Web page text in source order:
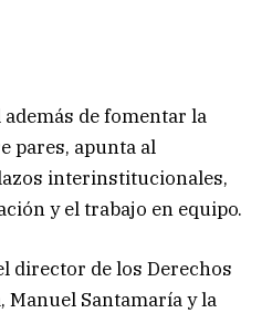
de fomentar la
pares, apunta al
interinstitucionales,
y el trabajo en equipo.
director de los Derechos
Manuel Santamaría y la